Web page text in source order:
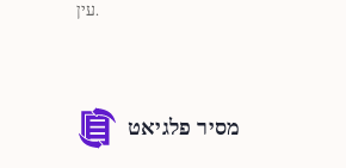
עין.
מסיר פלגיאט